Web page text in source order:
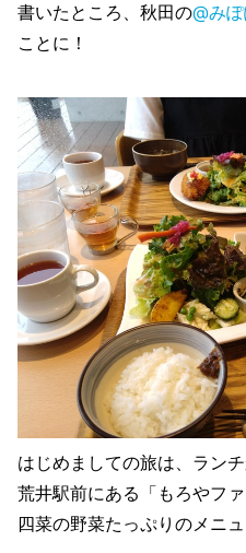
書いたところ、秋田の@み
ことに！
はじめましての旅は、ランチ
荒井駅前にある「もろやフ
四菜の野菜たっぷりのメニュ